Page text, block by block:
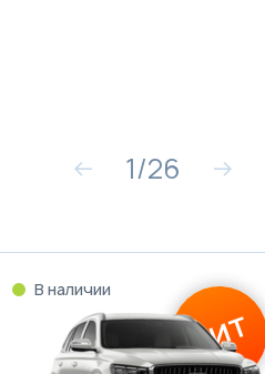
1/26